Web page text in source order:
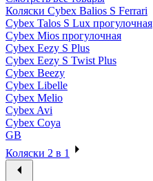
Коляски Cybex Balios S Ferrari
Cybex Talos S Lux прогулочная
Cybex Mios прогулочная
Cybex Eezy S Plus
Cybex Eezy S Twist Plus
Cybex Beezy
Cybex Libelle
Cybex Melio
Cybex Avi
Cybex Coya
GB
Коляски 2 в 1